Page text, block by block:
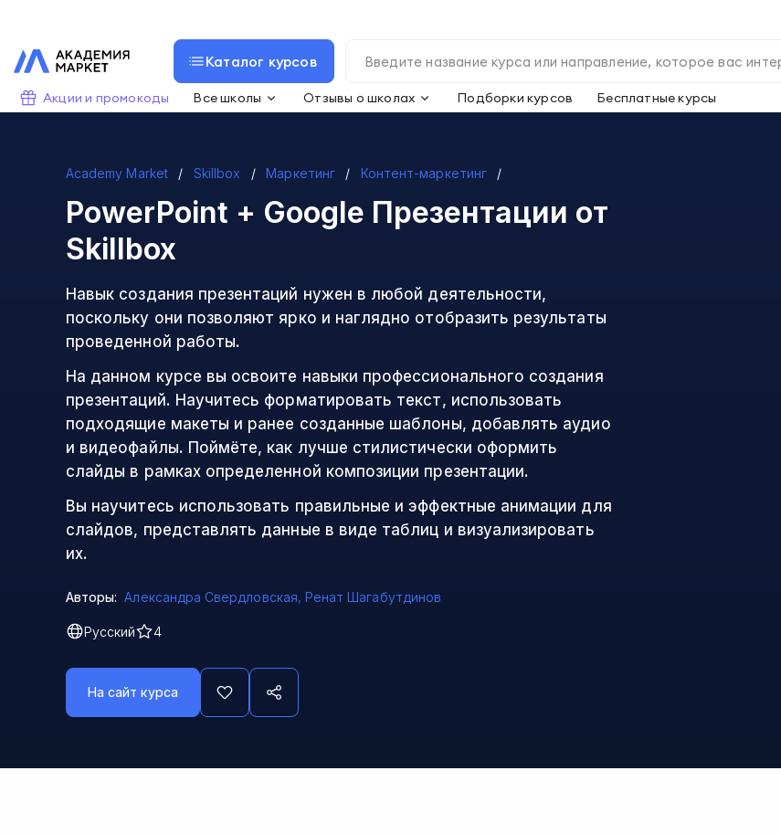
Каталог курсов
Акции и промокоды Все школы Отзывы о школах Подборки курсов Бесплатные курсы
Academy Market Skillbox Маркетинг Контент-маркетинг
PowerPoint + Google Презентации от
Skillbox
Навык создания презентаций нужен в любой деятельности,
поскольку они позволяют ярко и наглядно отобразить результаты
проведенной работы.
На данном курсе вы освоите навыки профессионального создания
презентаций. Научитесь форматировать текст, использовать
подходящие макеты и ранее созданные шаблоны, добавлять аудио
и видеофайлы. Поймёте, как лучше стилистически оформить
слайды в рамках определенной композиции презентации.
Вы научитесь использовать правильные и эффектные анимации для
слайдов, представлять данные в виде таблиц и визуализировать
их.
Авторы: Александра Свердловская, Ренат Шагабутдинов
Русский 4
На сайт курса